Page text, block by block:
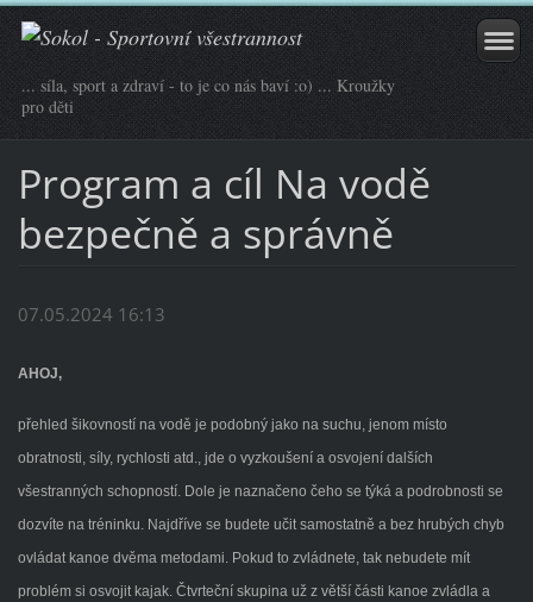
... síla, sport a zdraví - to je co nás baví :o) ... Kroužky
pro děti
Program a cíl Na vodě
bezpečně a správně
07.05.2024 16:13
AHOJ,
přehled šikovností na vodě je podobný jako na suchu, jenom místo
obratnosti, síly, rychlosti atd., jde o vyzkoušení a osvojení dalších
všestranných schopností. Dole je naznačeno čeho se týká a podrobnosti se
dozvíte na tréninku. Najdříve se budete učit samostatně a bez hrubých chyb
ovládat kanoe dvěma metodami. Pokud to zvládnete, tak nebudete mít
problém si osvojit kajak. Čtvrteční skupina už z větší části kanoe zvládla a